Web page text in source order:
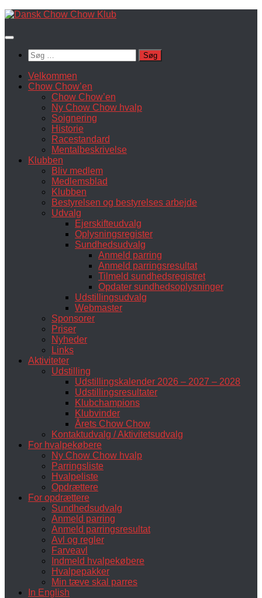
Skip
content
Søg
efter:
Velkommen
Chow Chow’en
Chow Chow’en
Ny Chow Chow hvalp
Soignering
Historie
Racestandard
Mentalbeskrivelse
Klubben
Bliv medlem
Medlemsblad
Klubben
Bestyrelsen og bestyrelses arbejde
Udvalg
Ejerskifteudvalg
Oplysningsregister
Sundhedsudvalg
Anmeld parring
Anmeld parringsresultat
Tilmeld sundhedsregistret
Opdater sundhedsoplysninger
Udstillingsudvalg
Webmaster
Sponsorer
Priser
Nyheder
Links
Aktiviteter
Udstilling
Udstillingskalender 2026 – 2027 – 2028
Udstillingsresultater
Klubchampions
Klubvinder
Årets Chow Chow
Kontaktudvalg / Aktivitetsudvalg
For hvalpekøbere
Ny Chow Chow hvalp
Parringsliste
Hvalpeliste
Opdrættere
For opdrættere
Sundhedsudvalg
Anmeld parring
Anmeld parringsresultat
Avl og regler
Farveavl
Indmeld hvalpekøbere
Hvalpepakker
Min tæve skal parres
In English